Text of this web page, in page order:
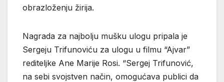
obrazloženju žirija.
Nagrada za najbolju mušku ulogu pripala je
Sergeju Trifunoviću za ulogu u filmu “Ajvar”
rediteljke Ane Marije Rosi. “Sergej Trifunović,
na sebi svojstven način, omogućava publici da